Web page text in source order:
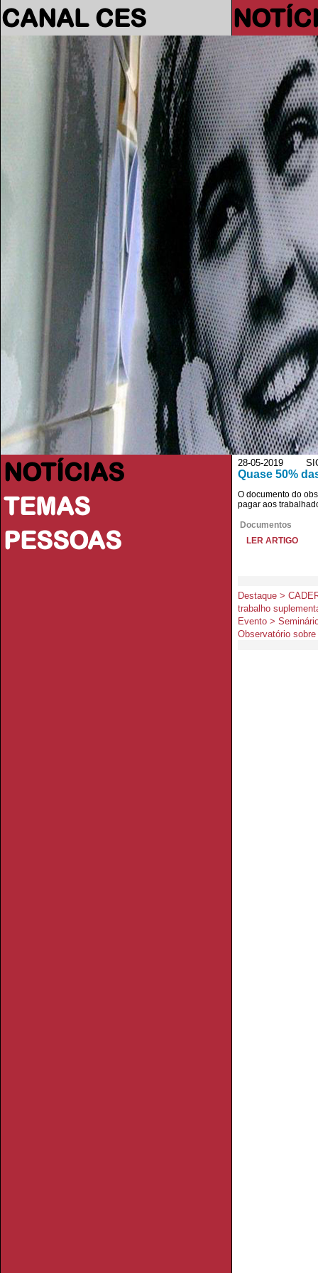
CANAL CES
NOTÍCIAS
TEMAS
PESSOAS
28-05-2019
Quase 50%
O documento do
pagar aos
Documentos
LER ARTIGO
Destaque >
trabalho
Evento >
Observatório